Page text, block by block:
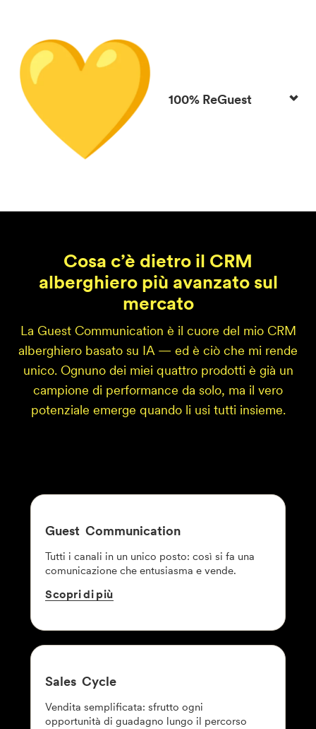
100% ReGuest
Cosa c’è dietro il CRM
alberghiero più avanzato sul
mercato
La Guest Communication è il cuore del mio CRM
alberghiero basato su IA — ed è ciò che mi rende
unico. Ognuno dei miei quattro prodotti è già un
campione di performance da solo, ma il vero
potenziale emerge quando li usi tutti insieme.
Guest Communication
Tutti i canali in un unico posto: così si fa una
comunicazione che entusiasma e vende.
Scopridi più
Sales Cycle
Vendita semplificata: sfrutto ogni
opportunità di guadagno lungo il percorso